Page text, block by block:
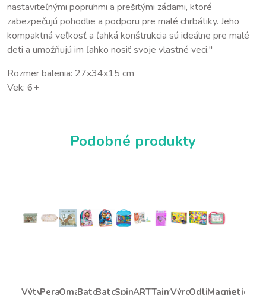
nastaviteľnými popruhmi a prešitými zádami, ktoré
zabezpečujú pohodlie a podporu pre malé chrbátiky. Jeho
kompaktná veľkosť a ľahká konštrukcia sú ideálne pre malé
deti a umožňujú im ľahko nosiť svoje vlastné veci."
Rozmer balenia: 27x34x15 cm
Vek: 6+
Podobné produkty
Výtvarná
PeračníkOmaľovánky
BatohBatohSpinARTOTajnýVýrobaOdlievanie
Magnetická